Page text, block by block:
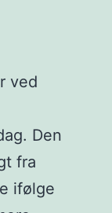
ved
Den
fra
ifølge